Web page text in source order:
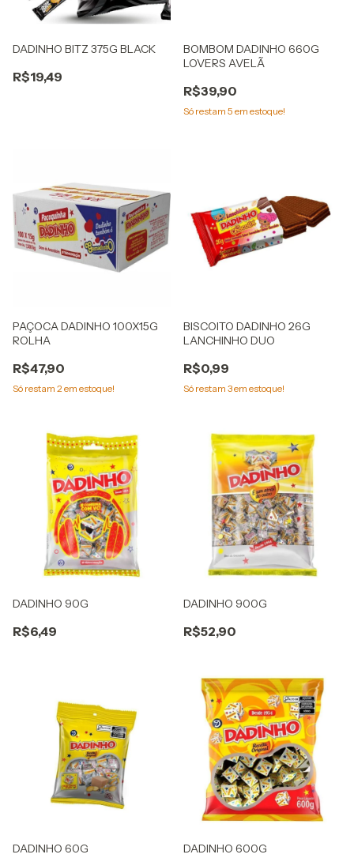
DADINHO BITZ 375G BLACK
R$19,49
BOMBOM DADINHO 660G
LOVERS AVELÃ
R$39,90
Só restam 5 em estoque!
PAÇOCA DADINHO 100X15G
ROLHA
R$47,90
Só restam 2 em estoque!
BISCOITO DADINHO 26G
LANCHINHO DUO
R$0,99
Só restam 3em estoque!
DADINHO 90G
R$6,49
DADINHO 900G
R$52,90
DADINHO 60G DADINHO 600G